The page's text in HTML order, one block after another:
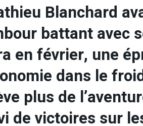
Blanchard
battant avec
en février, une
dans le
plus de
de victoires sur